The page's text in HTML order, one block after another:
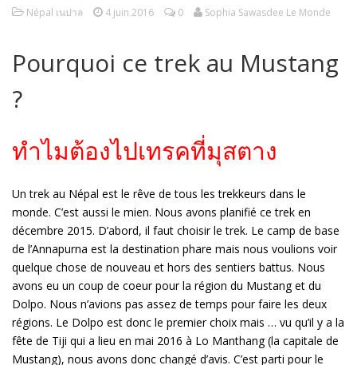
Népal เนปาล 4 juin 2016 0 Sophia Sawasdee Le Monde
Pourquoi ce trek au Mustang
?
ทำไมต้องไปเทรคที่มุสตาง
Un trek au Népal est le rêve de tous les trekkeurs dans le
monde. C’est aussi le mien. Nous avons planifié ce trek en
décembre 2015. D’abord, il faut choisir le trek. Le camp de base
de l’Annapurna est la destination phare mais nous voulions voir
quelque chose de nouveau et hors des sentiers battus. Nous
avons eu un coup de coeur pour la région du Mustang et du
Dolpo. Nous n’avions pas assez de temps pour faire les deux
régions. Le Dolpo est donc le premier choix mais … vu qu’il y a la
fête de Tiji qui a lieu en mai 2016 à Lo Manthang (la capitale de
Mustang), nous avons donc changé d’avis. C’est parti pour le